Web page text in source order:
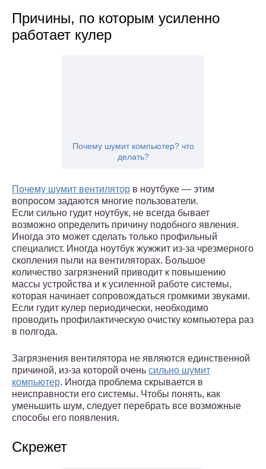
Причины, по которым усиленно
работает кулер
Почему шумит компьютер? что
делать?
Почему шумит вентилятор в ноутбуке — этим
вопросом задаются многие пользователи.
Если сильно гудит ноутбук, не всегда бывает
возможно определить причину подобного явления.
Иногда это может сделать только профильный
специалист. Иногда ноутбук жужжит из-за чрезмерного
скопления пыли на вентиляторах. Большое
количество загрязнений приводит к повышению
массы устройства и к усиленной работе системы,
которая начинает сопровождаться громкими звуками.
Если гудит кулер периодически, необходимо
проводить профилактическую очистку компьютера раз
в полгода.
Загрязнения вентилятора не являются единственной
причиной, из-за которой очень сильно шумит
компьютер. Иногда проблема скрывается в
неисправности его системы. Чтобы понять, как
уменьшить шум, следует перебрать все возможные
способы его появления.
Скрежет